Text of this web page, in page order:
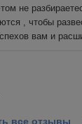
не
, чтобы
вам и
все отзывы